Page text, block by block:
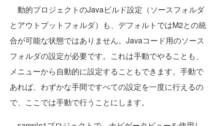
動的プロジェクトのJavaビルド設定（ソースフォルダ
とアウトプットフォルダ）も、デフォルトではM2との統
合が可能な状態ではありません。Javaコード用のソース
フォルダの設定が必要です。これは手動でやることも、
メニューから自動的に設定することもできます。手動で
あれば、わずかな手間ですべての設定を一度に行えるの
で、ここでは手動で行うことにします。